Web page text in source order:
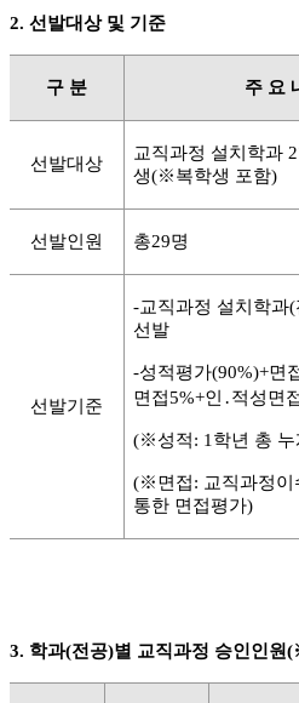
2. 선발대상 및 기준
구 분 주 요
선발대상
교직과정 설치학과 2
생(※복학생 포함)
선발인원 총29명
선발기준
-교직과정 설치학과(
선발
-성적평가(90%)+면
면접5%+인 ․적성면
(※성적: 1 학년 총
(※면접: 교직과정
통한 면접평가)
3. 학과(전공)별 교직과정 승인인원(